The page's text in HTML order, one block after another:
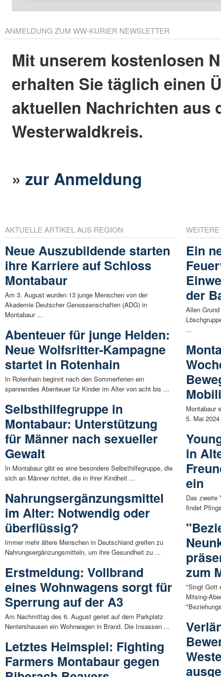
ANMELDUNG ZUM WW-KURIER NEWSLETTER
Mit unserem kostenlosen
erhalten Sie täglich einen
aktuellen Nachrichten aus
Westerwaldkreis.
»zur Anmeldung
AKTUELLE ARTIKEL AUS REGION
Neue Auszubildende starten
ihre Karriere auf Schloss
Montabaur
Am 3. August wurden 13 junge Menschen von der
Akademie Deutscher Genossenschaften (ADG) in
Montabaur ...
Abenteuer für junge Helden:
Neue Wolfsritter-Kampagne
startet in Rotenhain
In Rotenhain beginnt nach den Sommerferien ein
spannendes Abenteuer für Kinder im Alter von acht bis ...
Selbsthilfegruppe in
Montabaur: Unterstützung
für Männer nach sexueller
Gewalt
In Montabaur gibt es eine besondere Selbsthilfegruppe, die
sich an Männer richtet, die in ihrer Kindheit ...
Nahrungsergänzungsmittel
im Alter: Notwendig oder
überflüssig?
Immer mehr ältere Menschen in Deutschland greifen zu
Nahrungsergänzungsmitteln, um ihre Gesundheit zu ...
Erstmeldung: Vollbrand
eines Wohnwagens sorgt für
Sperrung auf der A3
Am Nachmittag des 6. August geriet auf dem Parkplatz
Nentershausen ein Wohnwagen in Brand. Die Insassen ...
Letztes Heimspiel: Fighting
Farmers Montabaur gegen
Ein
der
Allen
...
Montabaur
5. Mai
in
ein
Das zweite
findet
zum
"Singt Gott
Mitsing-